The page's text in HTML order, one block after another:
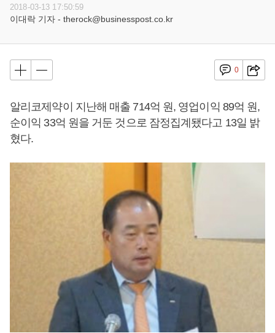
2018-03-13 17:50:59
이대락 기자 - therock@businesspost.co.kr
0
알리코제약이 지난해 매출 714억 원, 영업이익 89억 원,
순이익 33억 원을 거둔 것으로 잠정집계됐다고 13일 밝
혔다.